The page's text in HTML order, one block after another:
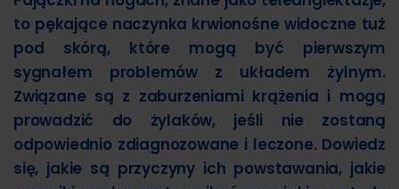
to pękające naczynka krwionośne widoczne tuż
pod skórą, które mogą być pierwszym
sygnałem problemów z układem żylnym.
Związane są z zaburzeniami krążenia i mogą
prowadzić do żylaków, jeśli nie zostaną
odpowiednio zdiagnozowane i leczone. Dowiedz
się, jakie są przyczyny ich powstawania, jakie